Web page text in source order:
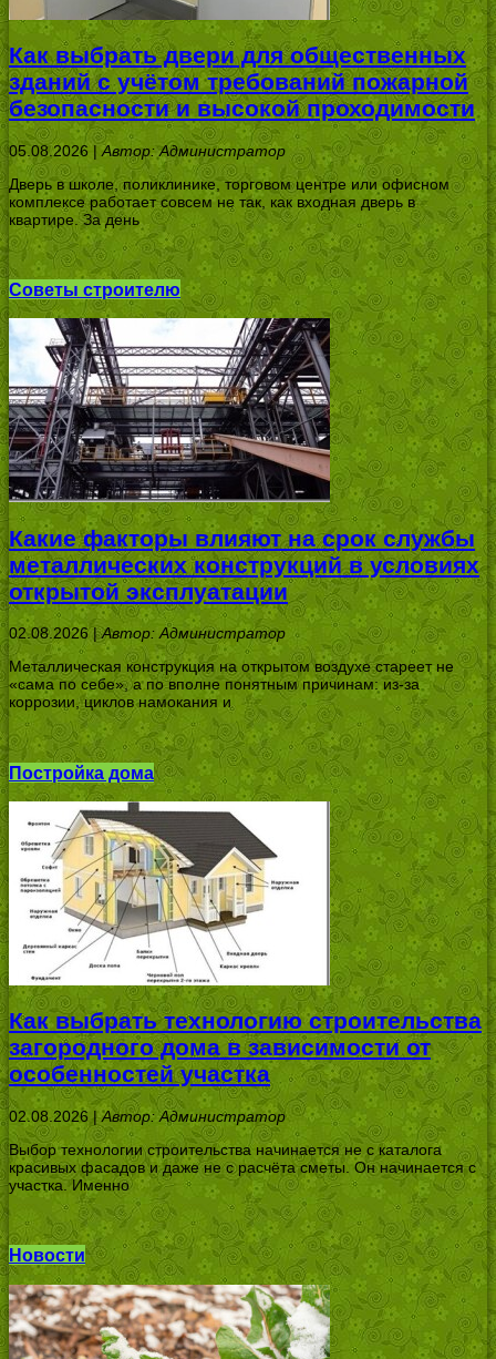
Как выбрать двери для общественных
зданий с учётом требований пожарной
безопасности и высокой проходимости
05.08.2026 |Автор: Администратор
Дверь в школе, поликлинике, торговом центре или офисном
комплексе работает совсем не так, как входная дверь в
квартире. За день
Советы строителю
Какие факторы влияют на срок службы
металлических конструкций в условиях
открытой эксплуатации
02.08.2026 |Автор: Администратор
Металлическая конструкция на открытом воздухе стареет не
«сама по себе», а по вполне понятным причинам: из-за
коррозии, циклов намокания и
Постройка дома
Как выбрать технологию строительства
загородного дома в зависимости от
особенностей участка
02.08.2026 |Автор: Администратор
Выбор технологии строительства начинается не с каталога
красивых фасадов и даже не с расчёта сметы. Он начинается с
участка. Именно
Новости